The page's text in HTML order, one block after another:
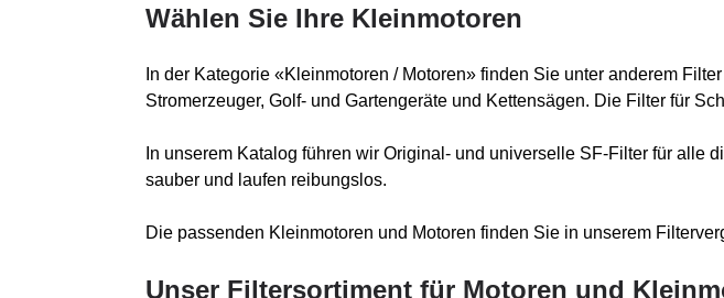
Wählen Sie Ihre Kleinmotoren
In der Kategorie «Kleinmotoren / Motoren» finden Sie unter anderem
Stromerzeuger, Golf- und Gartengeräte und Kettensägen. Die Filter für
In unserem Katalog führen wir Original- und universelle SF-Filter für
sauber und laufen reibungslos.
Die passenden Kleinmotoren und Motoren finden Sie in unserem
Unser Filtersortiment für Motoren und